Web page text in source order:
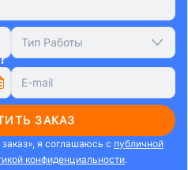
Тип Работы
ЗАКАЗ
я соглашаюсь с публичной
конфиденциальности.